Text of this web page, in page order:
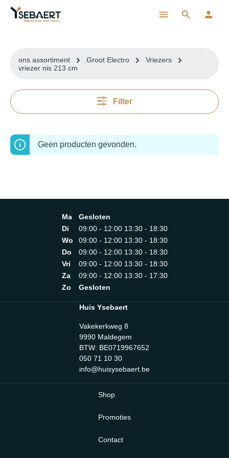
ons assortiment Groot Electro
Vriezers
vriezer nis 213 cm
Filter
Geen producten gevonden.
Ma
Gesloten
Di
09:00 - 12:00 13:30 - 18:30
Wo
09:00 - 12:00 13:30 - 18:30
Do
09:00 - 12:00 13:30 - 18:30
Vri
09:00 - 12:00 13:30 - 18:30
Za
09:00 - 12:00 13:30 - 17:30
Zo
Gesloten
Huis Ysebaert
Vakekerkweg 8
9990 Maldegem
BTW: BE0719967652
050 71 10 30
info@huisysebaert.be
Shop
Promoties
Contact